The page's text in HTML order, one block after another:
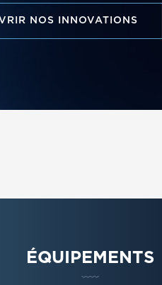
NOS INNOVATIONS
ÉQUIPEMENTS